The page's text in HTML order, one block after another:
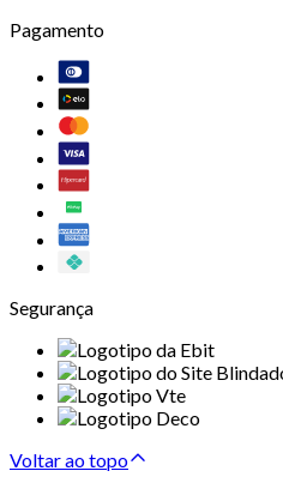
Pagamento
Segurança
Voltar ao topo